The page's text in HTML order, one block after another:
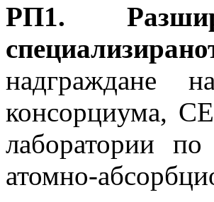
РП1.
надграждане
консорциума,
лаборатории
атомно-